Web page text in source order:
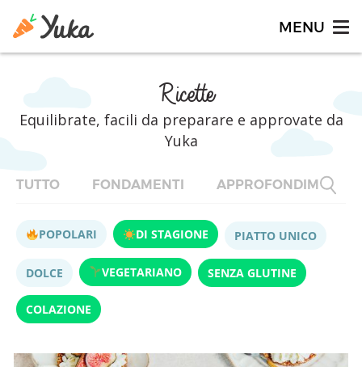
Ricette
Equilibrate, facili da preparare e approvate da
Yuka
TUTTO FONDAMENTI APPROFONDIMENTI
POPOLARI DI STAGIONE PIATTO UNICO
DOLCE VEGETARIANO SENZA GLUTINE
COLAZIONE